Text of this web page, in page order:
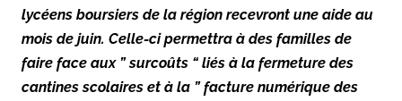
lycéens boursiers de la région recevront une aide au
mois de juin. Celle-ci permettra à des familles de
faire face aux ” surcoûts “ liés à la fermeture des
cantines scolaires et à la ” facture numérique des